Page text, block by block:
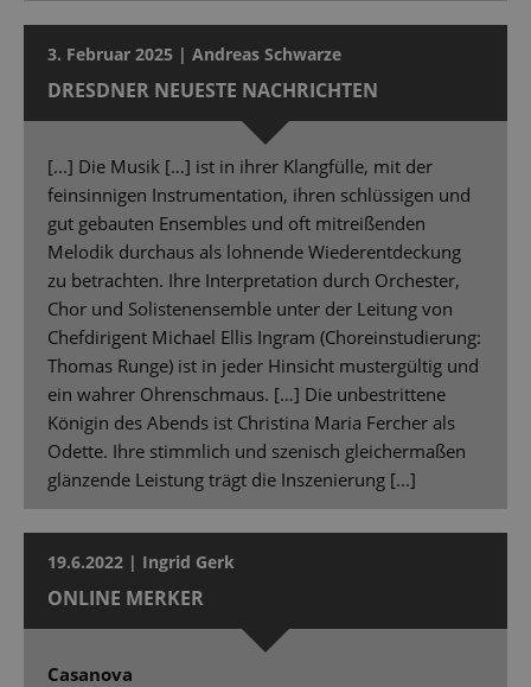
3. Februar 2025 | Andreas Schwarze
DRESDNER NEUESTE NACHRICHTEN
[...] Die Musik […] ist in ihrer Klangfülle, mit der
feinsinnigen Instrumentation, ihren schlüssigen und
gut gebauten Ensembles und oft mitreißenden
Melodik durchaus als lohnende Wiederentdeckung
zu betrachten. Ihre Interpretation durch Orchester,
Chor und Solistenensemble unter der Leitung von
Chefdirigent Michael Ellis Ingram (Choreinstudierung:
Thomas Runge) ist in jeder Hinsicht mustergültig und
ein wahrer Ohrenschmaus. […] Die unbestrittene
Königin des Abends ist Christina Maria Fercher als
Odette. Ihre stimmlich und szenisch gleichermaßen
glänzende Leistung trägt die Inszenierung [...]
19.6.2022 | Ingrid Gerk
ONLINE MERKER
Casanova